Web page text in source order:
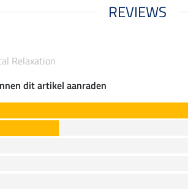
REVIEWS
Relaxation
dit artikel aanraden